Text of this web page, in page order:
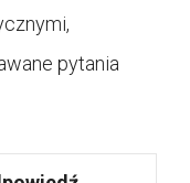
pytania